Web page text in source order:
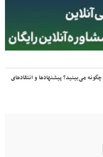
می‌بینید؟ پیشنهادها و انتقادهای